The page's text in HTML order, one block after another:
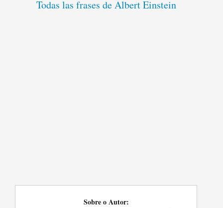
Todas las frases de Albert Einstein
Sobre o Autor: